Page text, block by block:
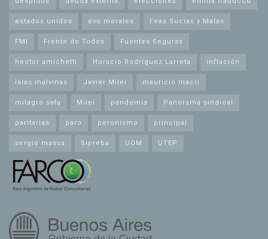
estados unidos evo morales Feas Sucias y Malas
FMI Frente de Todos Fuentes Seguras
hector amichetti Horacio Rodríguez Larreta inflación
islas malvinas Javier Milei mauricio macri
milagro sala Milei pandemia Panorama sindical
paritarias paro peronismo principal
sergio massa Sipreba UOM UTEP